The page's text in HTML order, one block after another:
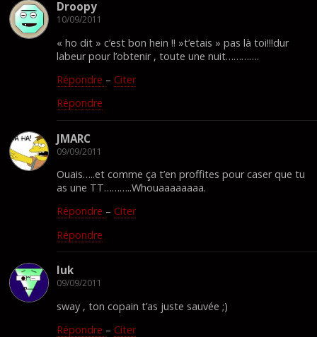
Droopy
10/09/2011
« ho dit » c’est bon hein !! »t’etais » pas là toi!!!dur
labeur pour l’obtenir , toute une nuit………….
Répondre – Citer
Répondre
JMARC
09/09/2011
Ouais…..et comme ça t’en proffites pour caser que tu
as une TT………..Whouaaaaaaaa.
Répondre – Citer
Répondre
luk
09/09/2011
sway , ton copain t’as juste sauvée ;)
Répondre – Citer